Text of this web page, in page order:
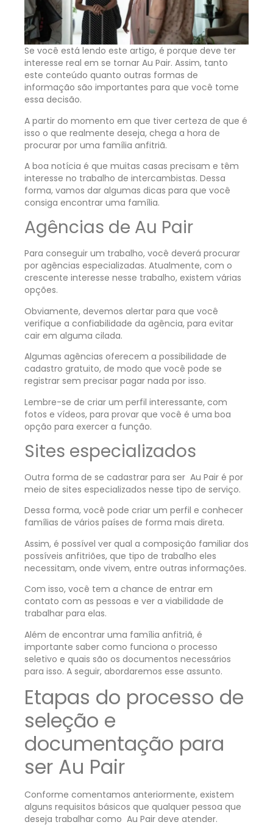
Se você está lendo este artigo, é porque deve ter
interesse real em se tornar Au Pair. Assim, tanto
este conteúdo quanto outras formas de
informação são importantes para que você tome
essa decisão.
A partir do momento em que tiver certeza de que é
isso o que realmente deseja, chega a hora de
procurar por uma família anfitriã.
A boa notícia é que muitas casas precisam e têm
interesse no trabalho de intercambistas. Dessa
forma, vamos dar algumas dicas para que você
consiga encontrar uma família.
Agências de Au Pair
Para conseguir um trabalho, você deverá procurar
por agências especializadas. Atualmente, com o
crescente interesse nesse trabalho, existem várias
opções.
Obviamente, devemos alertar para que você
verifique a confiabilidade da agência, para evitar
cair em alguma cilada.
Algumas agências oferecem a possibilidade de
cadastro gratuito, de modo que você pode se
registrar sem precisar pagar nada por isso.
Lembre-se de criar um perfil interessante, com
fotos e vídeos, para provar que você é uma boa
opção para exercer a função.
Sites especializados
Outra forma de se cadastrar para ser Au Pair é por
meio de sites especializados nesse tipo de serviço.
Dessa forma, você pode criar um perfil e conhecer
famílias de vários países de forma mais direta.
Assim, é possível ver qual a composição familiar dos
possíveis anfitriões, que tipo de trabalho eles
necessitam, onde vivem, entre outras informações.
Com isso, você tem a chance de entrar em
contato com as pessoas e ver a viabilidade de
trabalhar para elas.
Além de encontrar uma família anfitriã, é
importante saber como funciona o processo
seletivo e quais são os documentos necessários
para isso. A seguir, abordaremos esse assunto.
Etapas do processo de
seleção e
documentação para
ser Au Pair
Conforme comentamos anteriormente, existem
alguns requisitos básicos que qualquer pessoa que
deseja trabalhar como Au Pair deve atender.